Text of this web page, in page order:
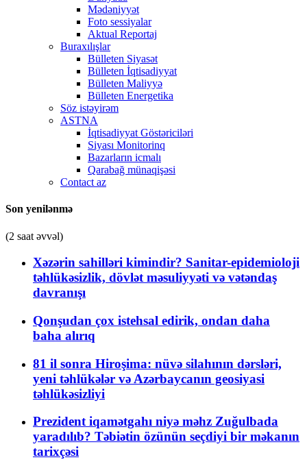
Mədəniyyət
Foto sessiyalar
Aktual Reportaj
Buraxılışlar
Bülleten Siyasət
Bülleten İqtisadiyyat
Bülleten Maliyyə
Bülleten Energetika
Söz istəyirəm
ASTNA
İqtisadiyyat Göstəriciləri
Siyası Monitorinq
Bazarların icmalı
Qarabağ münaqişəsi
Contact az
Son yenilənmə
(2 saat əvvəl)
Xəzərin sahilləri kimindir? Sanitar-epidemioloji
təhlükəsizlik, dövlət məsuliyyəti və vətəndaş
davranışı
Qonşudan çox istehsal edirik, ondan daha
baha alırıq
81 il sonra Hiroşima: nüvə silahının dərsləri,
yeni təhlükələr və Azərbaycanın geosiyasi
təhlükəsizliyi
Prezident iqamətgahı niyə məhz Zuğulbada
yaradılıb? Təbiətin özünün seçdiyi bir məkanın
tarixçəsi